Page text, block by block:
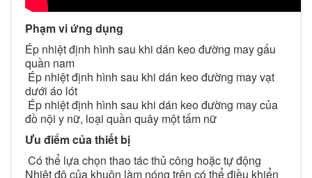
Phạm vi ứng dụng
Ép nhiệt định hình sau khi dán keo đường may gấu
quần nam
Ép nhiệt định hình sau khi dán keo đường may vạt
dưới áo lót
Ép nhiệt định hình sau khi dán keo đường may của
đồ nội y nữ, loại quần quây một tấm nữ
Ưu điểm của thiết bị
Có thể lựa chọn thao tác thủ công hoặc tự động
Nhiệt độ của khuôn làm nóng trên có thể điều khiển